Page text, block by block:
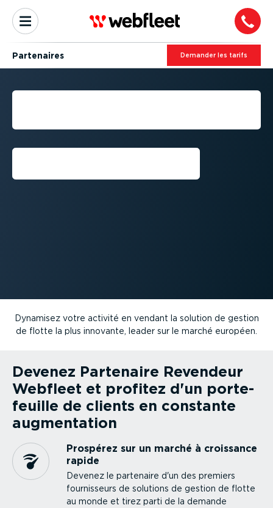
Partenaires Demander les tarifs
DEVENIR PARTENAIRE
Dynamisez votre activité en vendant la solution de gestion
de flotte la plus innovante, leader sur le marché européen.
Devenez Partenaire Revendeur
Webfleet et profitez d'un porte­
feuille de clients en constante
augmen­tation
Prospérez sur un marché à croissance
rapide
Devenez le partenaire d'un des premiers
fournis­seurs de solutions de gestion de flotte
au monde et tirez parti de la demande